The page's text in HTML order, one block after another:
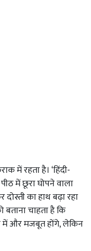
में रहता है। ‘हिंदी-
में छूरा घोपने वाला
का हाथ बढ़ा रहा
चाहता है कि
और मजबूत होंगे, लेकिन